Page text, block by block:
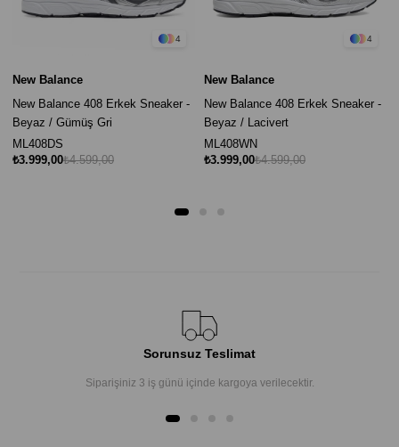
4
New Balance
New Balance 408 Erkek Sneaker -
Beyaz / Gümüş Gri
ML408DS
₺3.999,00₺4.599,00
4
New Balance
New Balance 408 Erkek Sneaker -
Beyaz / Lacivert
ML408WN
₺3.999,00₺4.599,00
Sorunsuz Teslimat
Siparişiniz 3 iş günü içinde kargoya verilecektir.